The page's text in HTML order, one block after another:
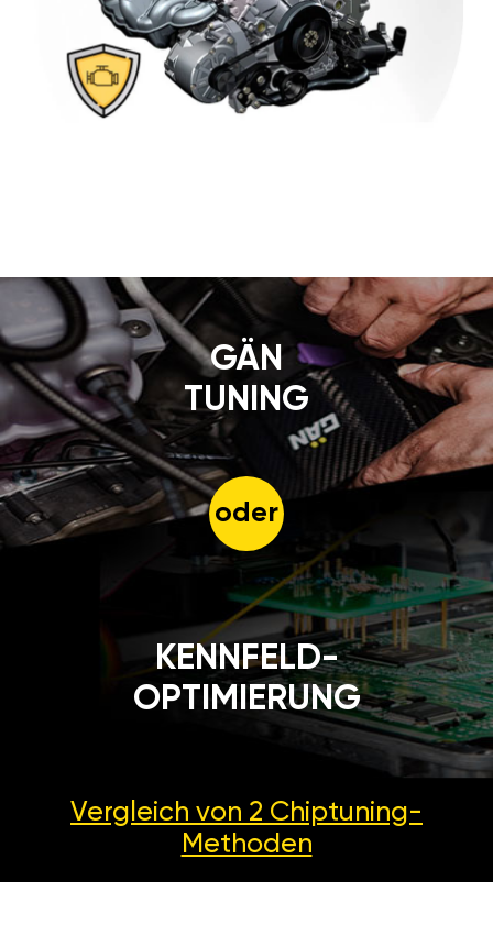
GÄN
TUNING
oder
KENNFELD-
OPTIMIERUNG
Vergleich von 2 Chiptuning-
Methoden